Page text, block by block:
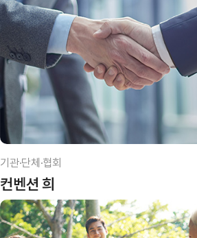
기관·단체·협회
컨벤션 희